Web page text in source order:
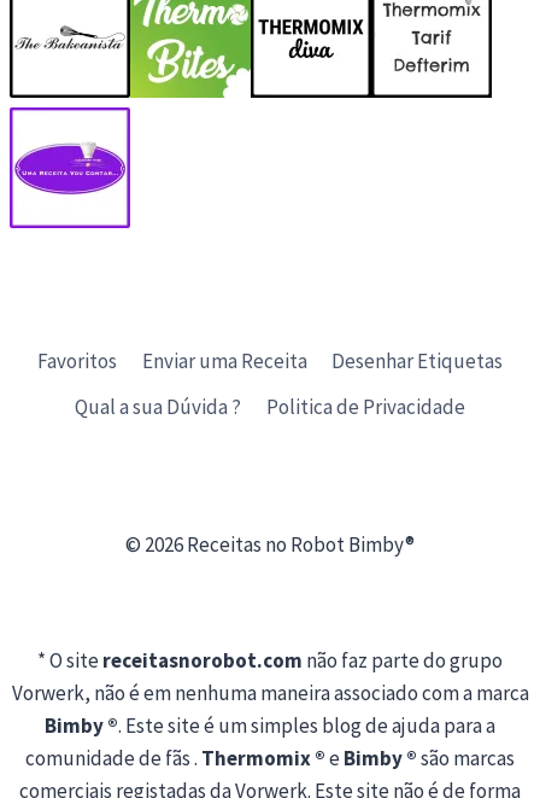
Favoritos Enviar uma Receita
Desenhar Etiquetas
Qual a sua Dúvida ?
Politica de Privacidade
© 2026 Receitas no Robot Bimby®
* O sitereceitasnorobot.com não faz parte do grupo
Vorwerk, não é em nenhuma maneira associado com a marca
Bimby ®. Este site é um simples blog de ajuda para a
comunidade de fãs . Thermomix ®eBimby ®são marcas
comerciais registadas da Vorwerk. Este site não é de forma